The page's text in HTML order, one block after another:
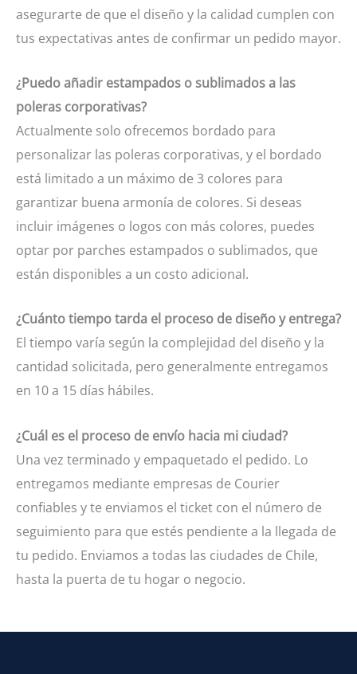
asegurarte de que el diseño y la calidad cumplen con
tus expectativas antes de confirmar un pedido mayor.
¿Puedo añadir estampados o sublimados a las
poleras corporativas?
Actualmente solo ofrecemos bordado para
personalizar las poleras corporativas, y el bordado
está limitado a un máximo de 3 colores para
garantizar buena armonía de colores. Si deseas
incluir imágenes o logos con más colores, puedes
optar por parches estampados o sublimados, que
están disponibles a un costo adicional.
¿Cuánto tiempo tarda el proceso de diseño y entrega?
El tiempo varía según la complejidad del diseño y la
cantidad solicitada, pero generalmente entregamos
en 10 a 15 días hábiles.
¿Cuál es el proceso de envío hacia mi ciudad?
Una vez terminado y empaquetado el pedido. Lo
entregamos mediante empresas de Courier
confiables y te enviamos el ticket con el número de
seguimiento para que estés pendiente a la llegada de
tu pedido. Enviamos a todas las ciudades de Chile,
hasta la puerta de tu hogar o negocio.